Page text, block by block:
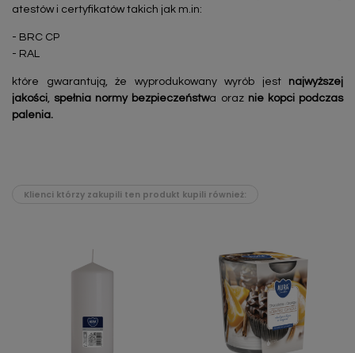
atestów i certyfikatów takich jak m.in:
- BRC CP
- RAL
które gwarantują, że wyprodukowany wyrób jest najwyższej
jakości,spełnia normy bezpieczeństwa oraz nie kopci podczas
palenia.
Klienci którzy zakupili ten produkt kupili również: